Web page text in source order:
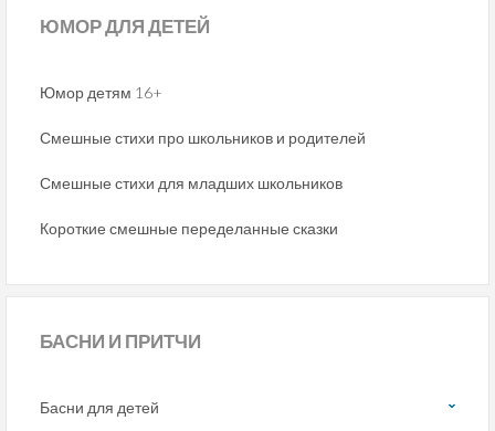
ЮМОРДЛЯ ДЕТЕЙ
Юмор детям 16+
Смешные стихи про школьников и родителей
Смешные стихи для младших школьников
Короткие смешные переделанные сказки
БАСНИ И ПРИТЧИ
Басни для детей